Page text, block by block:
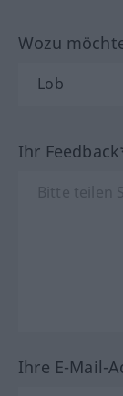
Wozu
Ihr
Ihre E-Mail-